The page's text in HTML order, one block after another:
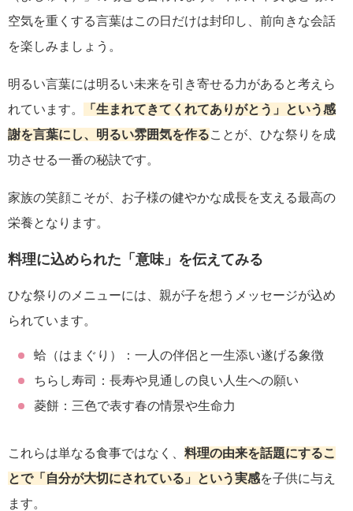
空気を重くする言葉はこの日だけは封印し、前向きな会話
を楽しみましょう。
明るい言葉には明るい未来を引き寄せる力があると考えら
れています。
「生まれてきてくれてありがとう」という感
謝を言葉にし、明るい雰囲気を作ることが、ひな祭りを成
功させる一番の秘訣です。
家族の笑顔こそが、お子様の健やかな成長を支える最高の
栄養となります。
料理に込められた「意味」を伝えてみる
ひな祭りのメニューには、親が子を想うメッセージが込め
られています。
蛤（はまぐり）：一人の伴侶と一生添い遂げる象徴
ちらし寿司：長寿や見通しの良い人生への願い
菱餅：三色で表す春の情景や生命力
これらは単なる食事ではなく、 料理の由来を話題にするこ
とで「自分が大切にされている」という実感を子供に与え
ます。